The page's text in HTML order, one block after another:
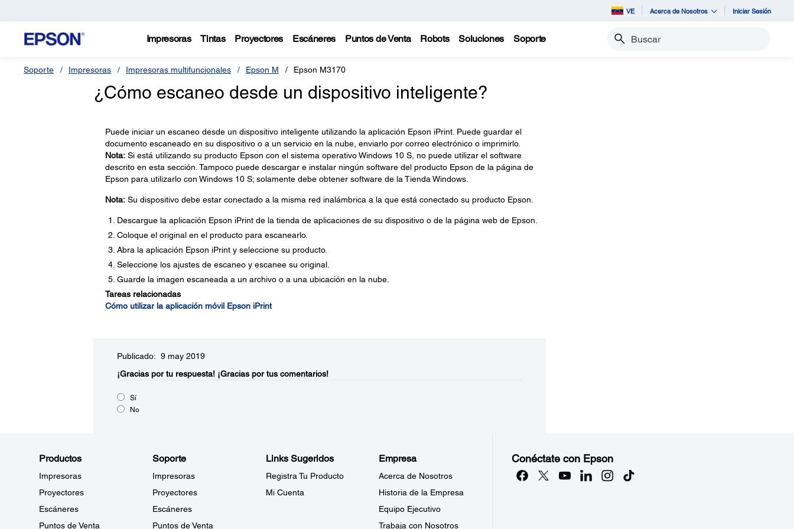
VE Acerca de Nosotros Iniciar Sesión
Impresoras Tintas Proyectores Escáneres Puntos de Venta Robots Soluciones Soporte Buscar
Soporte Impresoras Impresoras multifuncionales Epson M Epson M3170
¿Cómo escaneo desde un dispositivo inteligente?
Puede iniciar un escaneo desde un dispositivo inteligente utilizando la aplicación Epson iPrint. Puede guardar el
documento escaneado en su dispositivo o a un servicio en la nube, enviarlo por correo electrónico o imprimirlo.
Nota:Si está utilizando su producto Epson con el sistema operativo Windows 10 S, no puede utilizar el software
descrito en esta sección. Tampoco puede descargar e instalar ningún software del producto Epson de la página de
Epson para utilizarlo con Windows 10 S; solamente debe obtener software de la Tienda Windows.
Nota:Su dispositivo debe estar conectado a la misma red inalámbrica a la que está conectado su producto Epson.
Descargue la aplicación Epson iPrint de la tienda de aplicaciones de su dispositivo o de la página web de Epson.
Coloque el original en el producto para escanearlo.
Abra la aplicación Epson iPrint y seleccione su producto.
Seleccione los ajustes de escaneo y escanee su original.
Guarde la imagen escaneada a un archivo o a una ubicación en la nube.
Tareas relacionadas
Cómo utilizar la aplicación móvil Epson iPrint
Publicado: 9 may 2019
¡Gracias por tu respuesta! ¡Gracias por tus comentarios!
Sí
No
Productos
Impresoras
Proyectores
Escáneres
Puntos de Venta
Soporte
Impresoras
Proyectores
Escáneres
Puntos de Venta
Links Sugeridos
Registra Tu Producto
Mi Cuenta
Empresa
Acerca de Nosotros
Historia de la Empresa
Equipo Ejecutivo
Trabaja con Nosotros
Conéctate con Epson